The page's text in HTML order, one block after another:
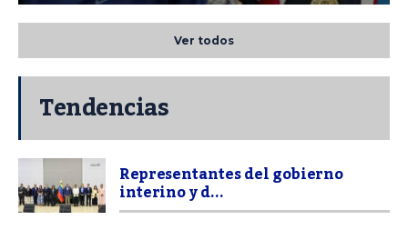
Ver todos
Tendencias
Representantes del gobierno
interino y d...